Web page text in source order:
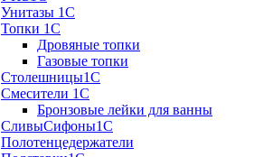
Унитазы 1С
Топки 1С
Дровяные топки
Газовые топки
Столешницы1С
Смесители 1С
Бронзовые лейки для ванны
СливыСифоны1С
Полотенцедержатели